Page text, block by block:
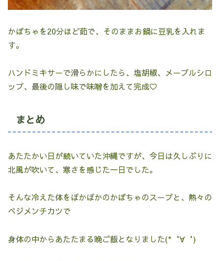
かぼちゃを20分ほど茹で、そのままお鍋に豆乳を入れま
す。
ハンドミキサーで滑らかにしたら、塩胡椒、メープルシロ
ップ、最後の隠し味で味噌を加えて完成♡
まとめ
あたたかい日が続いていた沖縄ですが、今日は久しぶりに
北風が吹いて、寒さを感じた一日でした。
そんな冷えた体をぽかぽかのかぼちゃのスープと、熱々の
ベジメンチカツで
身体の中からあたたまる晩ご飯となりました(*‘∀‘)